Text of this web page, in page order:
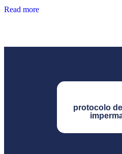
Read more
protocolo